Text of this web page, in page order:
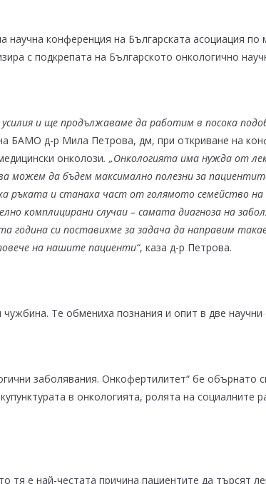
конференция на Българската асоциация
с подкрепата на Българското онкологично
и ще продължаваме да работим в посока
БАМО д-р Мила Петрова, дм, при откриване на
онколози. „Онкологията има нужда от
можем да бъдем максимално полезни за
ръката и станаха част от голямото семейство
комплицирани случаи – самата диагноза на
си поставихме за задача да направим
на нашите пациенти“, каза д-р Петрова.
Те обмениха познания и опит в две
заболявания. Онкофертилитет“ бе обърнато
в онкологията, ролята на социалните
тя е най-честата причина пациентите да търсят